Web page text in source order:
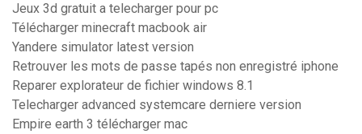
Jeux 3d gratuit a telecharger pour pc
Télécharger minecraft macbook air
Yandere simulator latest version
Retrouver les mots de passe tapés non enregistré iphone
Reparer explorateur de fichier windows 8.1
Telecharger advanced systemcare derniere version
Empire earth 3 télécharger mac